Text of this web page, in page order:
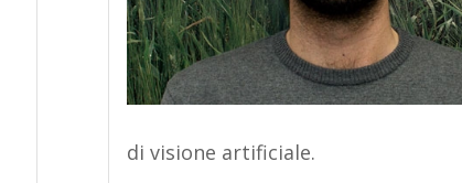
di visione artificiale.